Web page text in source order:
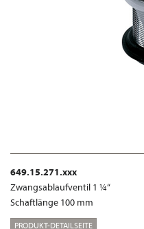
649.15.271.xxx
Zwangsablaufventil 1 ¼“
Schaftlänge 100 mm
PRODUKT-DETAILSEITE